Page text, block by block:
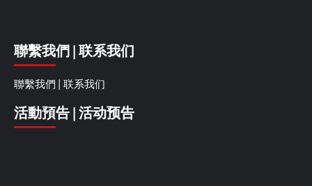
聯繫我們 | 联系我们
聯繫我們 | 联系我们
活動預告 | 活动预告